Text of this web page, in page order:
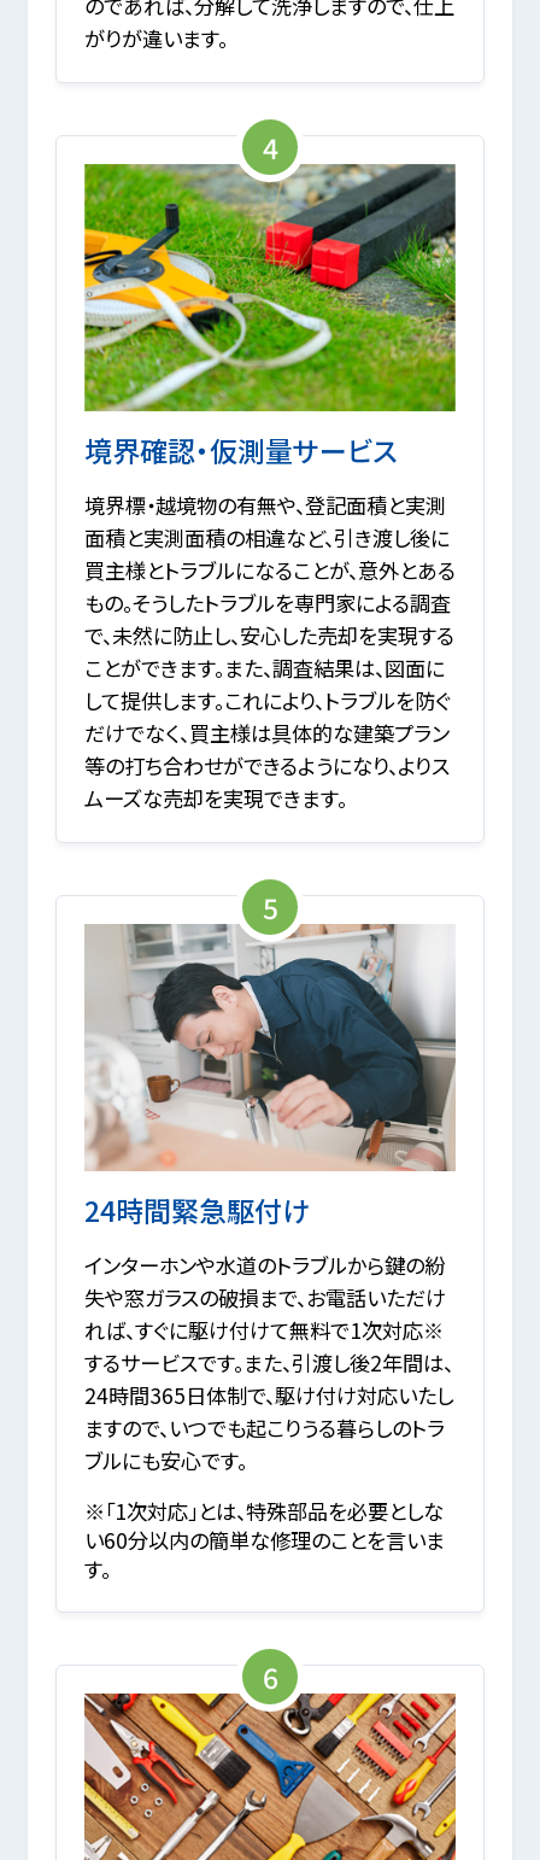
がりが違います。
4
境界確認・仮測量サービス
境界標・越境物の有無や、登記面積と実測
面積と実測面積の相違など、引き渡し後に
買主様とトラブルになることが、意外とある
もの。そうしたトラブルを専門家による調査
で、未然に防止し、安心した売却を実現する
ことができます。また、調査結果は、図面に
して提供します。これにより、トラブルを防ぐ
だけでなく、買主様は具体的な建築プラン
等の打ち合わせができるようになり、よりス
ムーズな売却を実現できます。
5
24時間緊急駆付け
インターホンや水道のトラブルから鍵の紛
失や窓ガラスの破損まで、お電話いただけ
れば、すぐに駆け付けて無料で1次対応※
するサービスです。また、引渡し後2年間は、
24時間365日体制で、駆け付け対応いたし
ますので、いつでも起こりうる暮らしのトラ
ブルにも安心です。
※「1次対応」とは、特殊部品を必要としな
い60分以内の簡単な修理のことを言いま
す。
6